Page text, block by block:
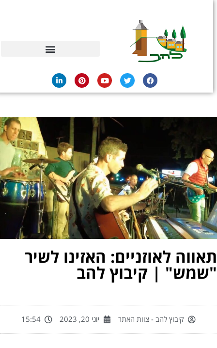
לאוזניים: האזינו לשיר
| קיבוץ להב
קיבוץ להב - צוות האתר יוני 20, 2023 15:54